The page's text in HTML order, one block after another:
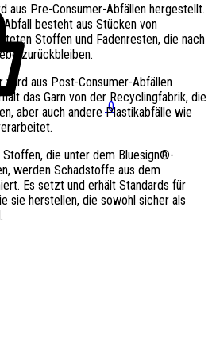
0
aus Pre-Consumer-Abfällen hergestellt.
besteht aus Stücken von
Stoffen und Fadenresten, die nach
zurückbleiben.
aus Post-Consumer-Abfällen
das Garn von der Recyclingfabrik, die
aber auch andere Plastikabfälle wie
Stoffen, die unter dem Bluesign®-
werden Schadstoffe aus dem
Es setzt und erhält Standards für
sie herstellen, die sowohl sicher als